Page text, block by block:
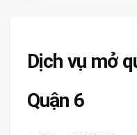
Dịch vụ mở
Quận 6